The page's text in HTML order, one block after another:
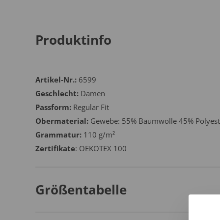
Produktinfo
Artikel-Nr.: 6599
Geschlecht: Damen
Passform: Regular Fit
Obermaterial: Gewebe: 55% Baumwolle 45%
Grammatur: 110 g/m²
Zertifikate: OEKOTEX 100
Größentabelle